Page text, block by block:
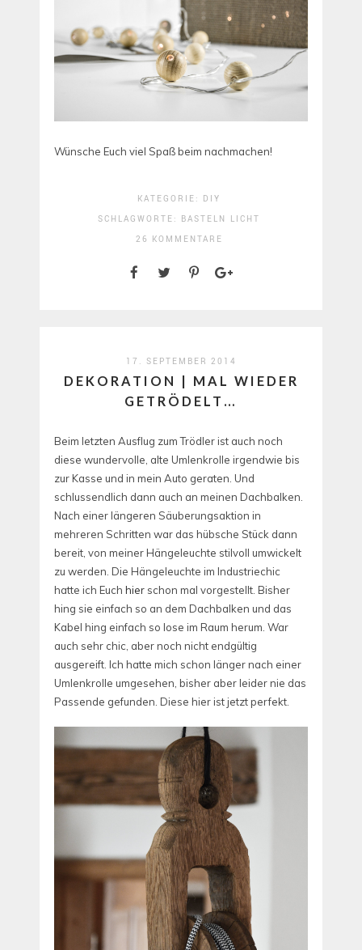
Wünsche Euch viel Spaß beim nachmachen!
KATEGORIE: DIY
SCHLAGWORTE: BASTELN
LICHT
26 KOMMENTARE
17. SEPTEMBER 2014
DEKORATION | MAL WIEDER
GETRÖDELT…
Beim letzten Ausflug zum Trödler ist auch noch
diese wundervolle, alte Umlenkrolle irgendwie bis
zur Kasse und in mein Auto geraten. Und
schlussendlich dann auch an meinen Dachbalken.
Nach einer längeren Säuberungsaktion in
mehreren Schritten war das hübsche Stück dann
bereit, von meiner Hängeleuchte stilvoll umwickelt
zu werden. Die Hängeleuchte im Industriechic
hatte ich Euch hier schon mal vorgestellt. Bisher
hing sie einfach so an dem Dachbalken und das
Kabel hing einfach so lose im Raum herum. War
auch sehr chic, aber noch nicht endgültig
ausgereift. Ich hatte mich schon länger nach einer
Umlenkrolle umgesehen, bisher aber leider nie das
Passende gefunden. Diese hier ist jetzt perfekt.